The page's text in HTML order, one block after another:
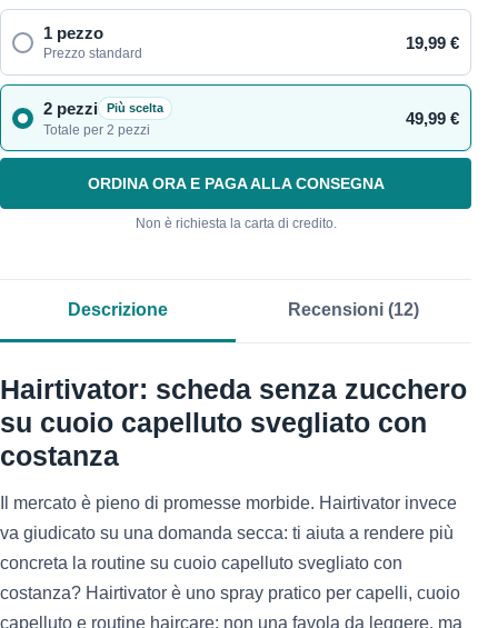
1 pezzo
Prezzo standard
19,99 €
2 pezzi Più scelta
Totale per 2 pezzi
49,99 €
ORDINA ORA E PAGA ALLA CONSEGNA
Non è richiesta la carta di credito.
Descrizione Recensioni (12)
Hairtivator: scheda senza zucchero
su cuoio capelluto svegliato con
costanza
Il mercato è pieno di promesse morbide. Hairtivator invece
va giudicato su una domanda secca: ti aiuta a rendere più
concreta la routine su cuoio capelluto svegliato con
costanza? Hairtivator è uno spray pratico per capelli, cuoio
capelluto e routine haircare: non una favola da leggere, ma